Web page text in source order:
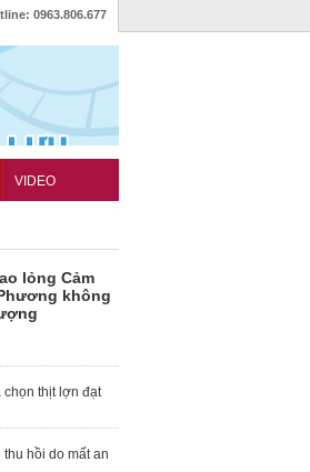
0963.806.677
VIDEO
lỏng Cảm
không
thịt lợn đạt
hồi do mất an